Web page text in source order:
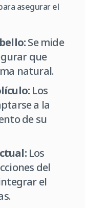
asegurar el
Se mide
que
natural.
Los
a la
de su
Los
del
el